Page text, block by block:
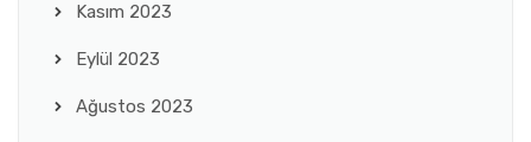
Kasım 2023
Eylül 2023
Ağustos 2023